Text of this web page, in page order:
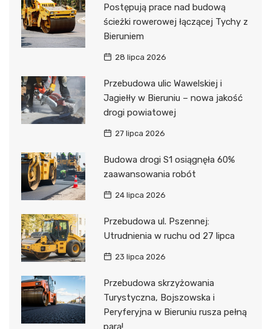
Postępują prace nad budową
ścieżki rowerowej łączącej Tychy z
Bieruniem
28 lipca 2026
Przebudowa ulic Wawelskiej i
Jagiełły w Bieruniu – nowa jakość
drogi powiatowej
27 lipca 2026
Budowa drogi S1 osiągnęła 60%
zaawansowania robót
24 lipca 2026
Przebudowa ul. Pszennej:
Utrudnienia w ruchu od 27 lipca
23 lipca 2026
Przebudowa skrzyżowania
Turystyczna, Bojszowska i
Peryferyjna w Bieruniu rusza pełną
parą!